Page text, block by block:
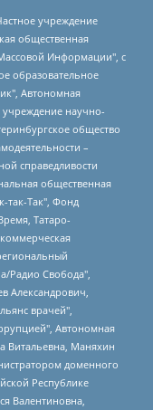
тезисы", Данилович Ирина Брониславовна, Кашин Олег Владимирович, Петров Николай Владимирович, Пивоваров Алексей Владимирович, Соколов Михаил Владимирович, Цветкова Юлия Владимировна, Чичваркин Евгений Александрович, Комитет против пыток/Команда против пыток, Общество с ограниченной ответственностью "Первый научный", Общество с ограниченной ответственностью "Вертолет и ко", Белоцерковская Вероника Борисовна, Кац Максим Евгеньевич, Лазарева Татьяна Юрьевна, Шаведдинов Руслан Табризович, Яшин Илья Валерьевич, Общество с ограниченной ответственностью "Иноагент ААВ", Алешковский Дмитрий Петрович, Альбац Евгения Марковна, Быков Дмитрий Львович, Галямина Юлия Евгеньевна, Лойко Сергей Леонидович, Мартынов Кирилл Константинович, Медведев Сергей Александрович, Крашенинников Федор Геннадиевич, Гордеева Катерина Вл